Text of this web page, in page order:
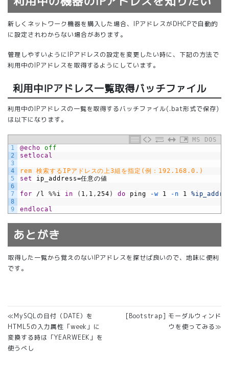
新しくネットワーク機器を購入した場合、IPアドレスがDHCPで自動的
に設定されわからない場合があります。
管理しやすいようにIPアドレスの設定を変更したい時に、下記の方法で
利用中のIPアドレスを取得するようにしています。
利用中IPアドレス一覧取得バッチファイル
利用中のIPアドレスの一覧を取得するバッチファイル(.bat形式で保存)
は以下になります。
MS DOS
1
2
3
4
5
6
7
8
9
@echo off
setlocal
rem 検索するIPアドレスの上3組を指定(例：192.168.0.)
set
ip address=任意の値
for /l %%i in ( 1 , 1 , 254 ) do ping -w 1 -n 1
endlocal
あとがき
取得した一覧から覚えのないIPアドレスを探せば良いので、地味に便利
です。
≪MySQLの日付（DATE）を
HTML5の入力属性「week」に
変換する時は「YEARWEEK」を
使うべし
[Bootstrap] モーダルウィンド
ウを使ってみる≫